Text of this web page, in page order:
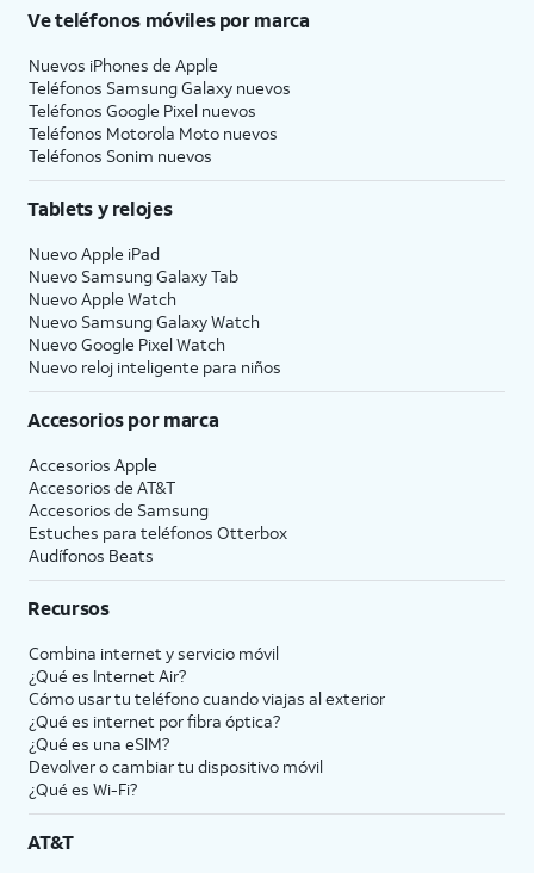
Ve teléfonos móviles por marca
Nuevos iPhones de Apple
Teléfonos Samsung Galaxy nuevos
Teléfonos Google Pixel nuevos
Teléfonos Motorola Moto nuevos
Teléfonos Sonim nuevos
Tablets y relojes
Nuevo Apple iPad
Nuevo Samsung Galaxy Tab
Nuevo Apple Watch
Nuevo Samsung Galaxy Watch
Nuevo Google Pixel Watch
Nuevo reloj inteligente para niños
Accesorios por marca
Accesorios Apple
Accesorios de AT&T
Accesorios de Samsung
Estuches para teléfonos Otterbox
Audífonos Beats
Recursos
Combina internet y servicio móvil
¿Qué es Internet Air?
Cómo usar tu teléfono cuando viajas al exterior
¿Qué es internet por fibra óptica?
¿Qué es una eSIM?
Devolver o cambiar tu dispositivo móvil
¿Qué es Wi-Fi?
AT&T